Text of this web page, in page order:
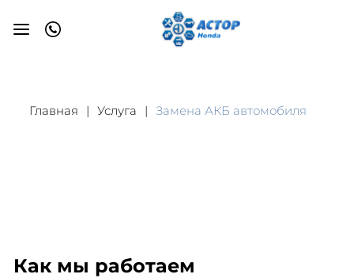
Главная Услуга Замена АКБ автомобиля
Как мы работаем